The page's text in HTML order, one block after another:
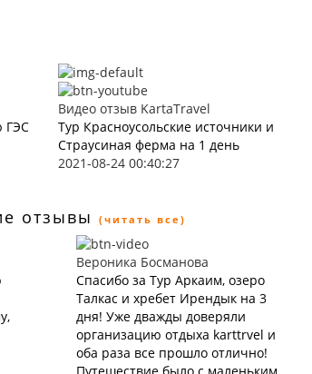
ГЭС
Видео отзыв KartaTravel
Тур Красноусольские источники и
Страусиная ферма на 1 день
2021-08-24 00:40:27
отзывы (читать все)
Вероника Босманова
Спасибо за Тур Аркаим, озеро
Талкас и хребет Ирендык на 3
дня! Уже дважды доверяли
организацию отдыха karttrvel и
оба раза все прошло отлично!